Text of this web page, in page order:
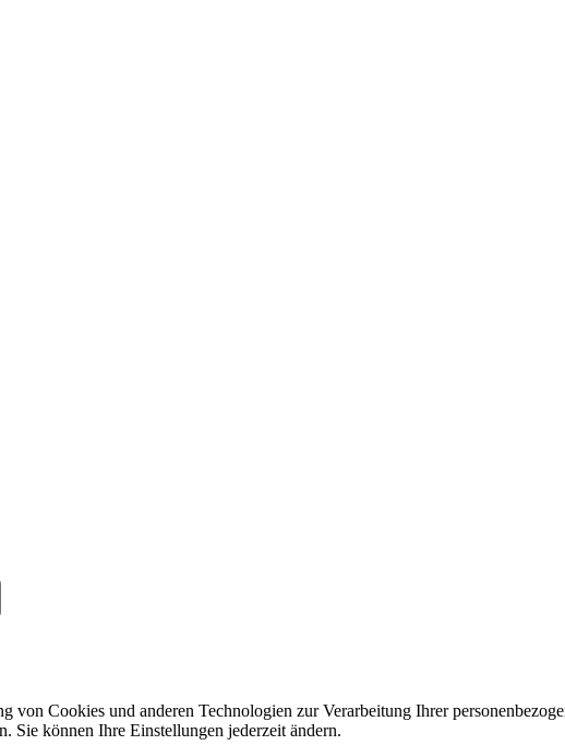
von Cookies und anderen Technologien zur Verarbeitung Ihrer
Sie können Ihre Einstellungen jederzeit ändern.